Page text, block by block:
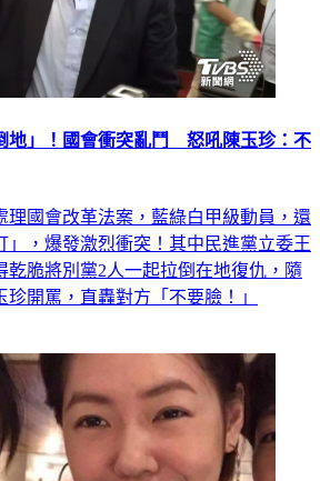
地」！國會衝突亂鬥 怒吼陳玉珍：不
理國會改革法案，藍綠白甲級動員，還
」，爆發激烈衝突！其中民進黨立委王
乾脆將別黨2人一起拉倒在地復仇，隨
開罵，直轟對方「不要臉！」